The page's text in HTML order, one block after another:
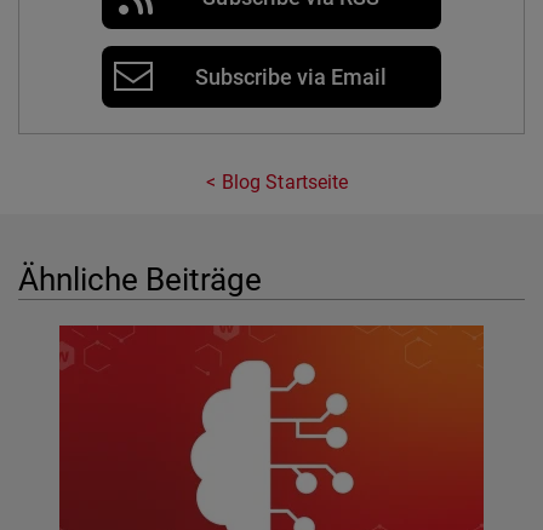
Subscribe via Email
Blog Startseite
Ähnliche Beiträge